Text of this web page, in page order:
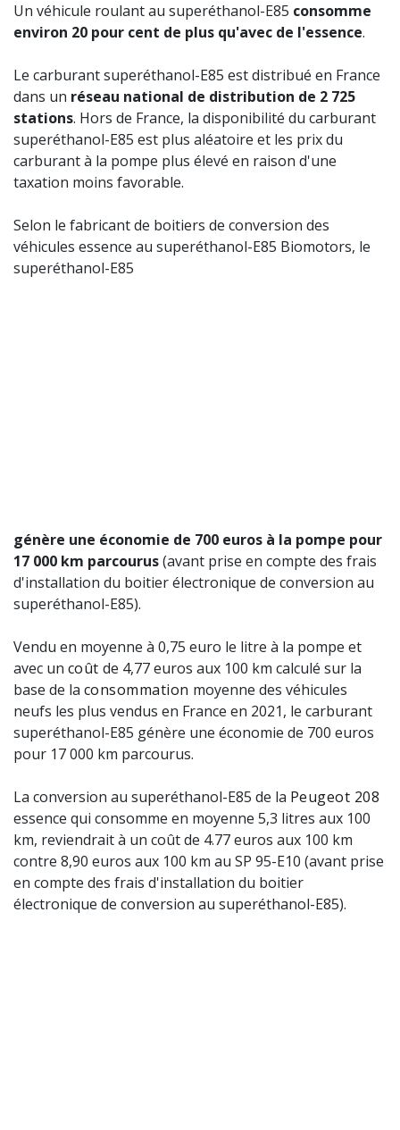
Un véhicule roulant au superéthanol-E85 consomme
environ 20 pour cent de plus qu'avec de l'essence.
Le carburant superéthanol-E85 est distribué en France
dans un réseau national de distribution de 2 725
stations. Hors de France, la disponibilité du carburant
superéthanol-E85 est plus aléatoire et les prix du
carburant à la pompe plus élevé en raison d'une
taxation moins favorable.
Selon le fabricant de boitiers de conversion des
véhicules essence au superéthanol-E85 Biomotors, le
superéthanol-E85
génère une économie de 700 euros à la pompe pour
17 000 km parcourus(avant prise en compte des frais
d'installation du boitier électronique de conversion au
superéthanol-E85).
Vendu en moyenne à 0,75 euro le litre à la pompe et
avec un coût de 4,77 euros aux 100 km calculé sur la
base de la consommation moyenne des véhicules
neufs les plus vendus en France en 2021, le carburant
superéthanol-E85 génère une économie de 700 euros
pour 17 000 km parcourus.
La conversion au superéthanol-E85 de la Peugeot 208
essence qui consomme en moyenne 5,3 litres aux 100
km, reviendrait à un coût de 4.77 euros aux 100 km
contre 8,90 euros aux 100 km au SP 95-E10 (avant prise
en compte des frais d'installation du boitier
électronique de conversion au superéthanol-E85).